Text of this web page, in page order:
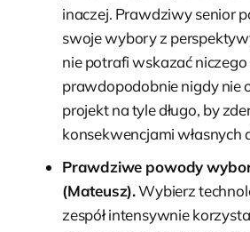
inaczej. Prawdziwy senior
swoje wybory z
nie potrafi wskazać
prawdopodobnie nigdy nie
projekt na tyle długo, by
konsekwencjami własnych
Prawdziwe powody
(Mateusz).Wybierz
zespół intensywnie